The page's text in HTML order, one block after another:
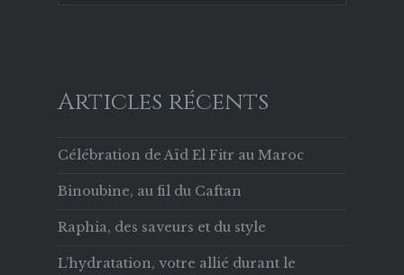
Articles récents
Célébration de Aïd El Fitr au Maroc
Binoubine, au fil du Caftan
Raphia, des saveurs et du style
L’hydratation, votre allié durant le